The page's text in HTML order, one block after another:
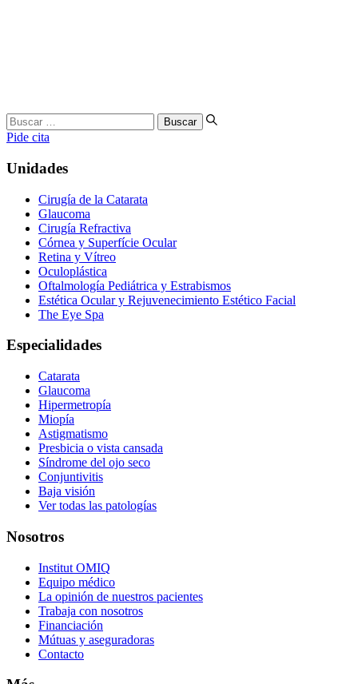
Buscar
…
Pide cita
Unidades
Cirugía de la Catarata
Glaucoma
Cirugía Refractiva
Córnea y Superfície Ocular
Retina y Vítreo
Oculoplástica
Oftalmología Pediátrica y Estrabismos
Estética Ocular y Rejuvenecimiento Estético Facial
The Eye Spa
Especialidades
Catarata
Glaucoma
Hipermetropía
Miopía
Astigmatismo
Presbicia o vista cansada
Síndrome del ojo seco
Conjuntivitis
Baja visión
Ver todas las patologías
Nosotros
Institut OMIQ
Equipo médico
La opinión de nuestros pacientes
Trabaja con nosotros
Financiación
Mútuas y aseguradoras
Contacto